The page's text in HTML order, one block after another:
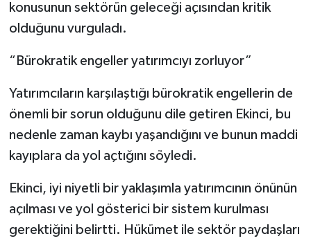
konusunun sektörün geleceği açısından kritik
olduğunu vurguladı.
“Bürokratik engeller yatırımcıyı zorluyor”
Yatırımcıların karşılaştığı bürokratik engellerin de
önemli bir sorun olduğunu dile getiren Ekinci, bu
nedenle zaman kaybı yaşandığını ve bunun maddi
kayıplara da yol açtığını söyledi.
Ekinci, iyi niyetli bir yaklaşımla yatırımcının önünün
açılması ve yol gösterici bir sistem kurulması
gerektiğini belirtti. Hükümet ile sektör paydaşları